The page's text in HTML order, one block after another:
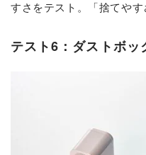
すさをテスト。「捨てやす
テスト6：ダストボッ